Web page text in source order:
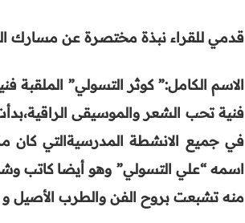
قدمي للقراء نبذة مختصرة عن مسارك
الاسم الكامل:” كوثر التسولي” الملقبة
فنية تحب الشعر والموسيقى
في جميع الانشطة المدرسيةالتي كان
اسمه “علي التسولي” وهو أيضا كاتب
منه تشبعت بروح الفن والطرب الأصيل